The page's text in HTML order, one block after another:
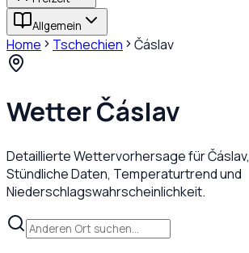
Allgemein
Home Tschechien Čáslav
WetterČáslav
Detaillierte Wettervorhersage fürČáslav,
Stündliche Daten, Temperaturtrend und
Niederschlagswahrscheinlichkeit.